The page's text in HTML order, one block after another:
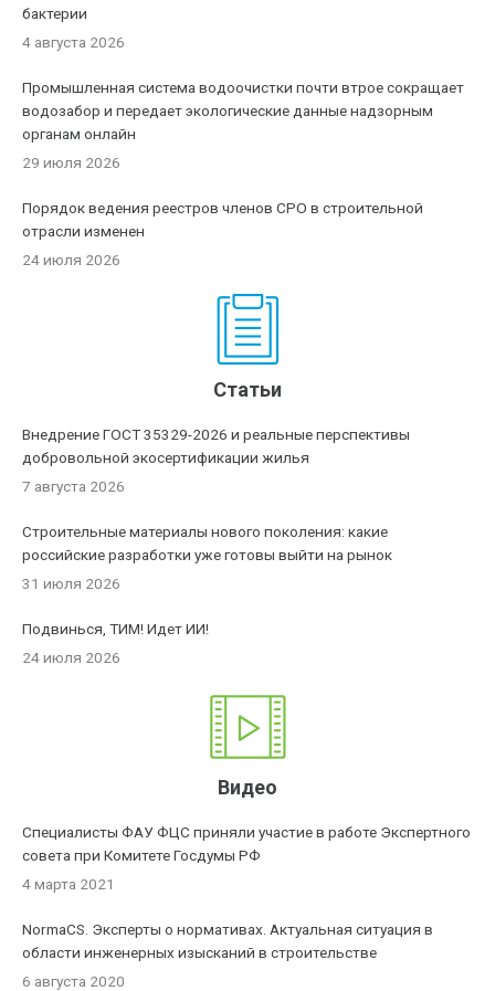
бактерии
4 августа 2026
Промышленная система водоочистки почти втрое сокращает
водозабор и передает экологические данные надзорным
органам онлайн
29 июля 2026
Порядок ведения реестров членов СРО в строительной
отрасли изменен
24 июля 2026
Статьи
Внедрение ГОСТ 35329-2026 и реальные перспективы
добровольной экосертификации жилья
7 августа 2026
Строительные материалы нового поколения: какие
российские разработки уже готовы выйти на рынок
31 июля 2026
Подвинься, ТИМ! Идет ИИ!
24 июля 2026
Видео
Специалисты ФАУ ФЦС приняли участие в работе Экспертного
совета при Комитете Госдумы РФ
4 марта 2021
NormaCS. Эксперты о нормативах. Актуальная ситуация в
области инженерных изысканий в строительстве
6 августа 2020